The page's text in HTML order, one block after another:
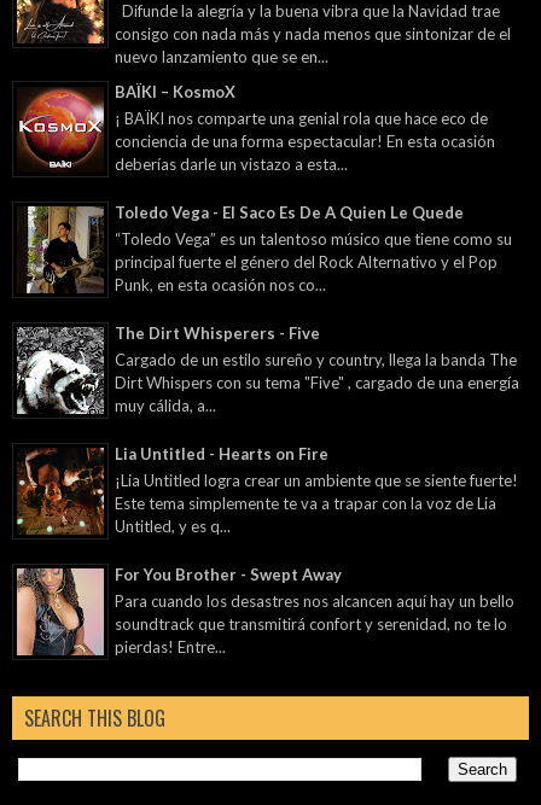
Difunde la alegría y la buena vibra que la Navidad trae
consigo con nada más y nada menos que sintonizar de el
nuevo lanzamiento que se en...
BAÏKI – KosmoX
¡ BAÏKI nos comparte una genial rola que hace eco de
conciencia de una forma espectacular! En esta ocasión
deberías darle un vistazo a esta...
Toledo Vega - El Saco Es De A Quien Le Quede
“Toledo Vega” es un talentoso músico que tiene como su
principal fuerte el género del Rock Alternativo y el Pop
Punk, en esta ocasión nos co...
The Dirt Whisperers - Five
Cargado de un estilo sureño y country, llega la banda The
Dirt Whispers con su tema "Five" , cargado de una energía
muy cálida, a...
Lia Untitled - Hearts on Fire
¡Lia Untitled logra crear un ambiente que se siente fuerte!
Este tema simplemente te va a trapar con la voz de Lia
Untitled, y es q...
For You Brother - Swept Away
Para cuando los desastres nos alcancen aquí hay un bello
soundtrack que transmitirá confort y serenidad, no te lo
pierdas! Entre...
SEARCH THIS BLOG